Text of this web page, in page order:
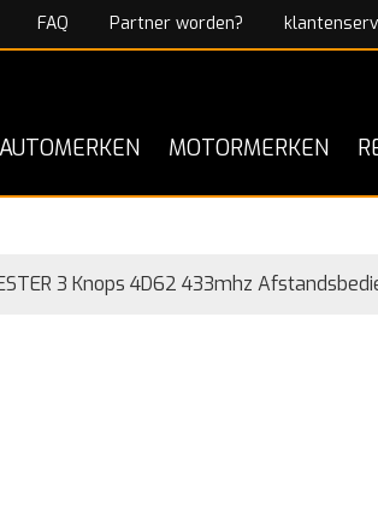
FAQ Partner worden?
AUTOMERKEN MOTORMERKEN
3 Knops 4D62 433mhz